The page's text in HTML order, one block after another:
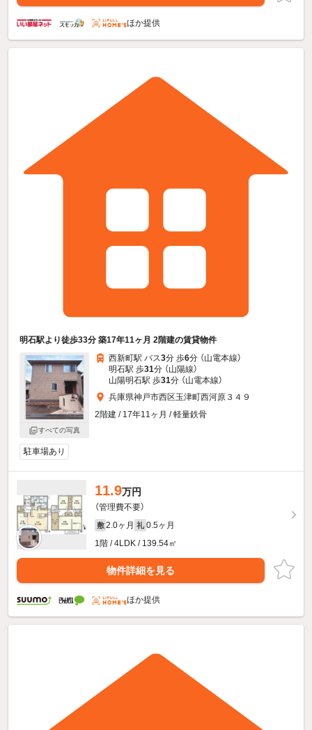
ほか提供
明石駅より徒歩33分 築17年11ヶ月 2階建の賃貸物件
すべての写真
西新町駅 バス3分 歩6分 （山電本線）
明石駅 歩31分 （山陽線）
山陽明石駅 歩31分 （山電本線）
兵庫県神戸市西区玉津町西河原３４９
2階建 / 17年11ヶ月 / 軽量鉄骨
駐車場あり
11.9万円
（管理費不要）
敷 2.0ヶ月 礼 0.5ヶ月
1階 / 4LDK / 139.54㎡
物件詳細を見る
ほか提供